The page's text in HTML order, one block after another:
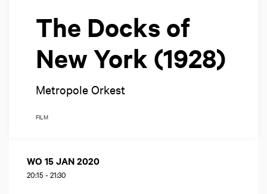
The Docks of
New York (1928)
Metropole Orkest
FILM
WO 15 JAN 2020
20:15 - 21:30